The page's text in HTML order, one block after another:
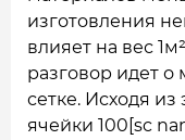
изготовления
влияет на вес
разговор идет о
сетке. Исходя из
ячейки 100[sc